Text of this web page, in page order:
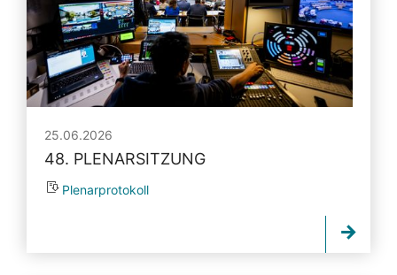
25.06.2026
48. PLENARSITZUNG
Plenarprotokoll